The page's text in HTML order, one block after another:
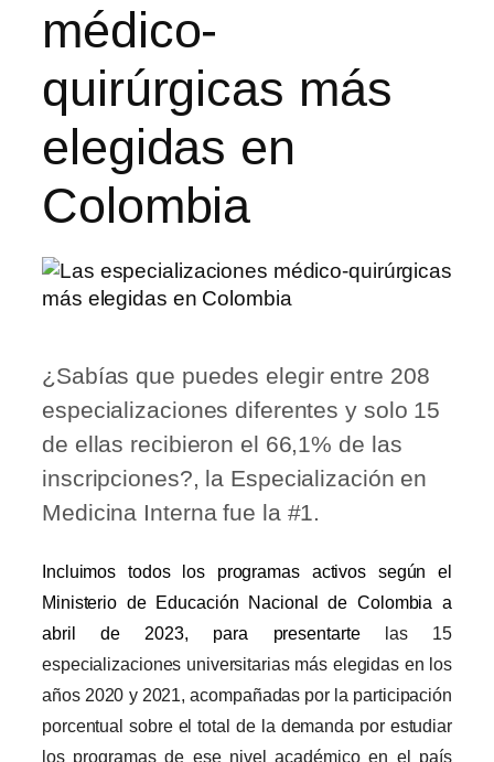
médico-
quirúrgicas más
elegidas en
Colombia
¿Sabías que puedes elegir entre 208
especializaciones diferentes y solo 15
de ellas recibieron el 66,1% de las
inscripciones?, la Especialización en
Medicina Interna fue la #1.
Incluimos todos los programas activos según el
Ministerio de Educación Nacional de Colombia a
abril de 2023, para presentarte
las 15
especializaciones universitarias más elegidas en los
años 2020 y 2021, acompañadas por la participación
porcentual sobre el total de la demanda por estudiar
los programas de ese nivel académico en el país